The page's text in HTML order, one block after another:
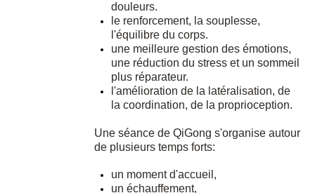
douleurs.
le renforcement, la souplesse,
l'équilibre du corps.
une meilleure gestion des émotions,
une réduction du stress et un sommeil
plus réparateur.
l'amélioration de la latéralisation, de
la coordination, de la proprioception.
Une séance de QiGong s'organise autour
de plusieurs temps forts:
un moment d'accueil,
un échauffement,